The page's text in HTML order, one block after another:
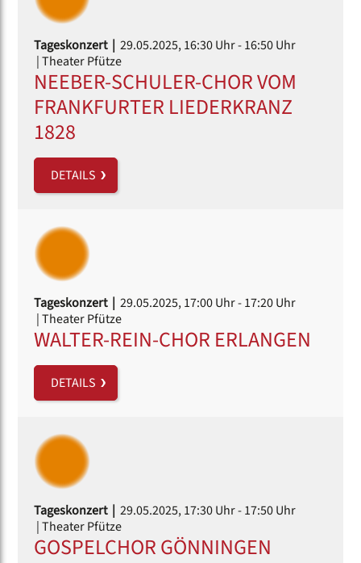
Tageskonzert | 29.05.2025, 16:30 Uhr- 16:50 Uhr
| Theater Pfütze
NEEBER-SCHULER-CHOR VOM
FRANKFURTER LIEDERKRANZ
1828
DETAILS
Tageskonzert | 29.05.2025, 17:00 Uhr- 17:20 Uhr
| Theater Pfütze
WALTER-REIN-CHOR ERLANGEN
DETAILS
Tageskonzert | 29.05.2025, 17:30 Uhr- 17:50 Uhr
| Theater Pfütze
GOSPELCHOR GÖNNINGEN